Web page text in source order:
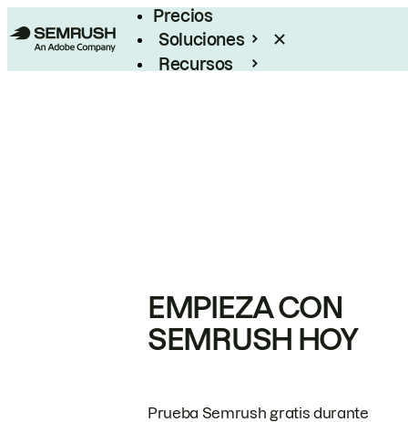
Precios
Soluciones
Recursos
EMPIEZA CON
SEMRUSH HOY
Prueba Semrush gratis durante